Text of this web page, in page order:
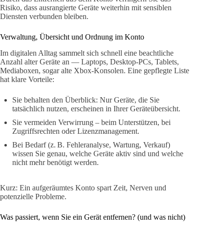
Risiko, dass ausrangierte Geräte weiterhin mit sensiblen
Diensten verbunden bleiben.
Verwaltung, Übersicht und Ordnung im Konto
Im digitalen Alltag sammelt sich schnell eine beachtliche
Anzahl alter Geräte an — Laptops, Desktop‑PCs, Tablets,
Mediaboxen, sogar alte Xbox‑Konsolen. Eine gepflegte Liste
hat klare Vorteile:
Sie behalten den Überblick: Nur Geräte, die Sie
tatsächlich nutzen, erscheinen in Ihrer Geräteübersicht.
Sie vermeiden Verwirrung – beim Unterstützen, bei
Zugriffsrechten oder Lizenzmanagement.
Bei Bedarf (z. B. Fehleranalyse, Wartung, Verkauf)
wissen Sie genau, welche Geräte aktiv sind und welche
nicht mehr benötigt werden.
Kurz: Ein aufgeräumtes Konto spart Zeit, Nerven und
potenzielle Probleme.
Was passiert, wenn Sie ein Gerät entfernen? (und was nicht)